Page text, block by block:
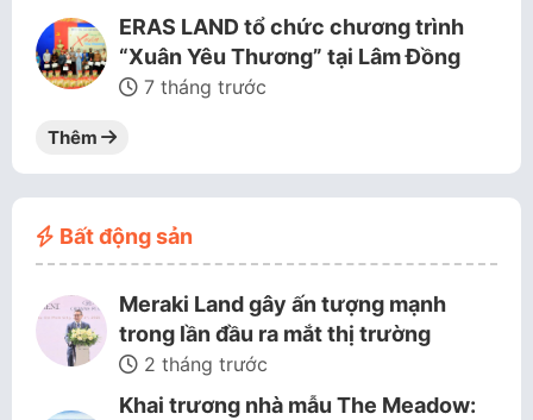
ERAS LAND tổ chức chương trình
“Xuân Yêu Thương” tại Lâm Đồng
7 tháng trước
Thêm
Bất động sản
Meraki Land gây ấn tượng mạnh
trong lần đầu ra mắt thị trường
2 tháng trước
Khai trương nhà mẫu The Meadow: